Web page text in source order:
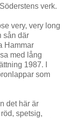
verk.
very, very long
sån där
Hammar
med lång
1987. I
som
det här är
spetsig,